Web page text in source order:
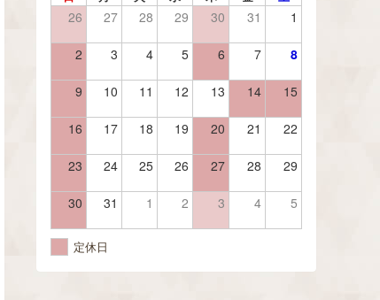
26 27 28 29 30 31 1
2 3 4 5 6 7 8
9 10 11 12 13 14 15
16 17 18 19 20 21 22
23 24 25 26 27 28 29
30 31 1 2 3 4 5
定休日